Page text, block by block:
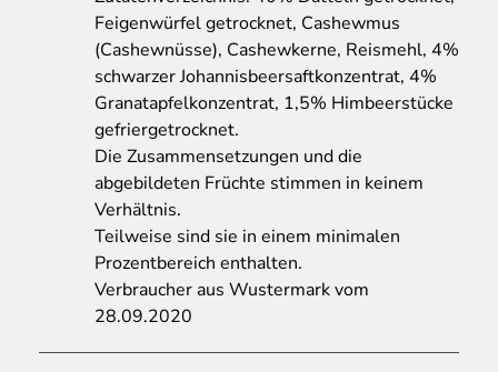
Feigenwürfel getrocknet, Cashewmus
(Cashewnüsse), Cashewkerne, Reismehl, 4%
schwarzer Johannisbeersaftkonzentrat, 4%
Granatapfelkonzentrat, 1,5% Himbeerstücke
gefriergetrocknet.
Die Zusammensetzungen und die
abgebildeten Früchte stimmen in keinem
Verhältnis.
Teilweise sind sie in einem minimalen
Prozentbereich enthalten.
Verbraucher aus Wustermark vom
28.09.2020